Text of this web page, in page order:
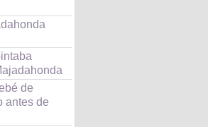
de
antes de